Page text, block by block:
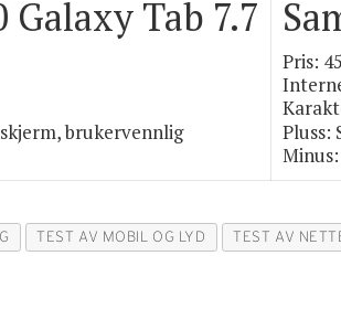
Galaxy Tab 7.7
brukervennlig
Pris:
Pluss:
TEST AV MOBIL OG LYD TEST AV